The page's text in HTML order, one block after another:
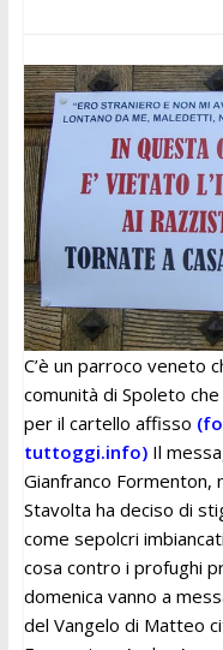
C’è un parroco veneto
comunità di Spoleto
per il cartello affisso
tuttoggi.info) Il
Gianfranco Formenton,
Stavolta ha deciso di
come sepolcri
cosa contro i profughi
domenica vanno a
del Vangelo di Matteo